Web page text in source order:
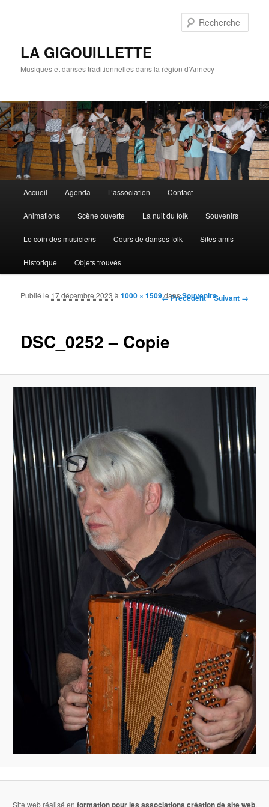
LA GIGOUILLETTE
Musiques et danses traditionnelles dans la région d'Annecy
Aller au contenu principal
Aller au contenu secondaire
Accueil Agenda L’association Contact
Animations Scène ouverte La nuit du folk Souvenirs
Le coin des musiciens Cours de danses folk Sites amis
Historique Objets trouvés
Navigation des images
← Précédent Suivant →
DSC_0252 – Copie
Publié le 17 décembre 2023 à1000 × 1509dansSouvenirs
Site web réalisé en formation pour les associations création de site web.